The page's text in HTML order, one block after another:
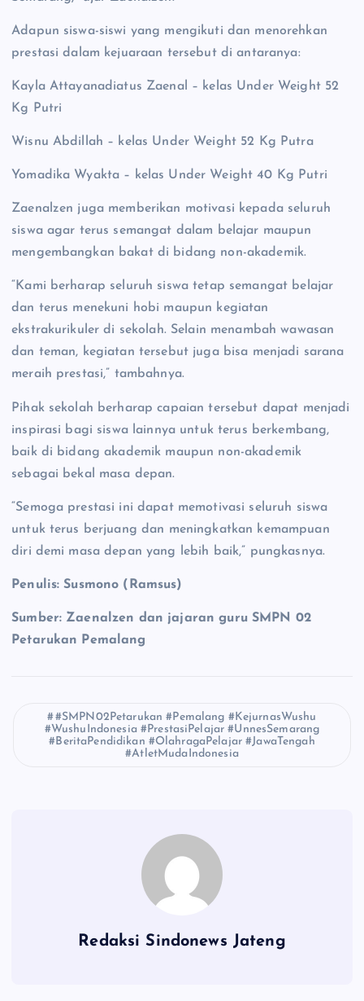
Adapun siswa-siswi yang mengikuti dan menorehkan
prestasi dalam kejuaraan tersebut di antaranya:
Kayla Attayanadiatus Zaenal – kelas Under Weight 52
Kg Putri
Wisnu Abdillah – kelas Under Weight 52 Kg Putra
Yomadika Wyakta – kelas Under Weight 40 Kg Putri
Zaenalzen juga memberikan motivasi kepada seluruh
siswa agar terus semangat dalam belajar maupun
mengembangkan bakat di bidang non-akademik.
“Kami berharap seluruh siswa tetap semangat belajar
dan terus menekuni hobi maupun kegiatan
ekstrakurikuler di sekolah. Selain menambah wawasan
dan teman, kegiatan tersebut juga bisa menjadi sarana
meraih prestasi,” tambahnya.
Pihak sekolah berharap capaian tersebut dapat menjadi
inspirasi bagi siswa lainnya untuk terus berkembang,
baik di bidang akademik maupun non-akademik
sebagai bekal masa depan.
“Semoga prestasi ini dapat memotivasi seluruh siswa
untuk terus berjuang dan meningkatkan kemampuan
diri demi masa depan yang lebih baik,” pungkasnya.
Penulis: Susmono (Ramsus)
Sumber: Zaenalzen dan jajaran guru SMPN 02
Petarukan Pemalang
#SMPN02Petarukan #Pemalang #KejurnasWushu
#WushuIndonesia #PrestasiPelajar #UnnesSemarang
#BeritaPendidikan #OlahragaPelajar #JawaTengah
#AtletMudaIndonesia
Redaksi Sindonews Jateng